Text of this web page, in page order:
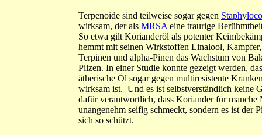
Terpenoide sind teilweise sogar gegen
wirksam, der als MRSA eine traurige
So etwa gilt Korianderöl als potenter
hemmt mit seinen Wirkstoffen Linalool,
Terpinen und alpha-Pinen das Wachstum von
Pilzen. In einer Studie konnte gezeigt werden,
ätherische Öl sogar gegen multiresistente
wirksam ist. Und es ist selbstverständlich keine
dafür verantwortlich, dass Koriander für manche
unangenehm seifig schmeckt, sondern es ist der
sich so schützt.